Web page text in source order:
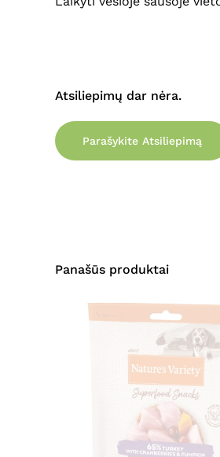
Atsiliepimų dar nėra.
Parašykite Atsiliepimą
Panašūs produktai